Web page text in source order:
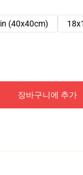
(40x40cm)
장바구니에 추가